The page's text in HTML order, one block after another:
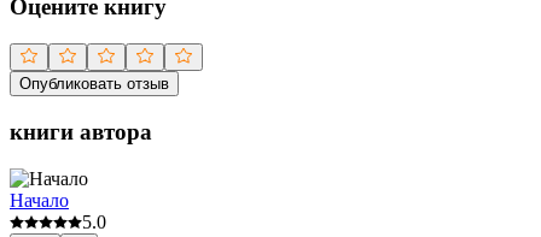
Оцените книгу
Опубликовать отзыв
книги автора
Начало
5.0